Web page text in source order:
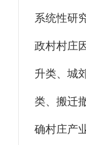
系统性研
政村村庄
升类、城
类、搬迁
确村庄产